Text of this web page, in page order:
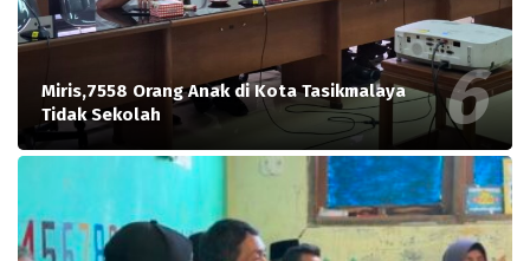
Miris,7558 Orang Anak di Kota Tasikmalaya
Tidak Sekolah